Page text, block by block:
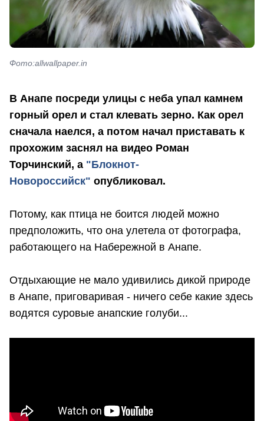
Фото:allwallpaper.in
В Анапе посреди улицы с неба упал камнем
горный орел и стал клевать зерно. Как орел
сначала наелся, а потом начал приставать к
прохожим заснял на видео Роман
Торчинский, а "Блокнот-
Новороссийск" опубликовал.
Потому, как птица не боится людей можно
предположить, что она улетела от фотографа,
работающего на Набережной в Анапе.
Отдыхающие не мало удивились дикой природе
в Анапе, приговаривая - ничего себе какие здесь
водятся суровые анапские голуби...